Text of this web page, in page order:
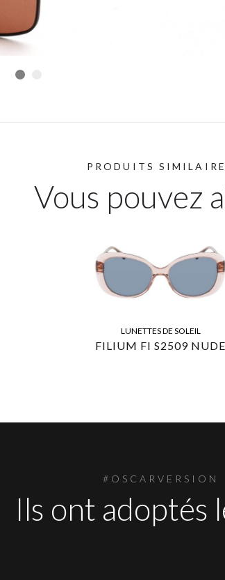
PRODUITS
Vous pouvez
LUNETTES DE SOLEIL
FILIUM FI S2509 NUDE
#OSCARVERSION
Ils ont adoptés